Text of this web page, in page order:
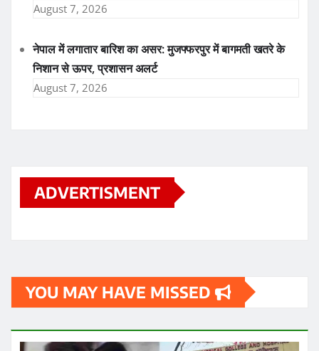
August 7, 2026
नेपाल में लगातार बारिश का असर: मुजफ्फरपुर में बागमती खतरे के
निशान से ऊपर, प्रशासन अलर्ट
August 7, 2026
ADVERTISMENT
YOU MAY HAVE MISSED